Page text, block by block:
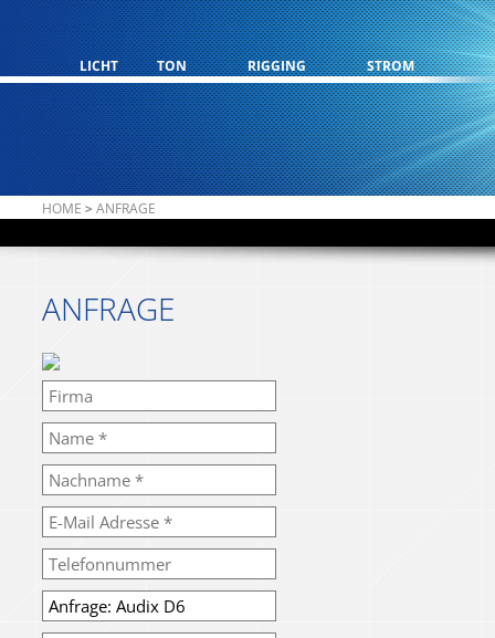
LICHT TON RIGGING STROM
HOME >ANFRAGE
ANFRAGE